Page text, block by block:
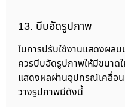
13. บีบอัดรูปภาพ
ในการปรับใช้งานแสดงผ
ควรบีบอัดรูปภาพให้มีขนาด
แสดงผลผ่านอุปกรณ์เคลื่อ
วางรูปภาพมีดังนี้